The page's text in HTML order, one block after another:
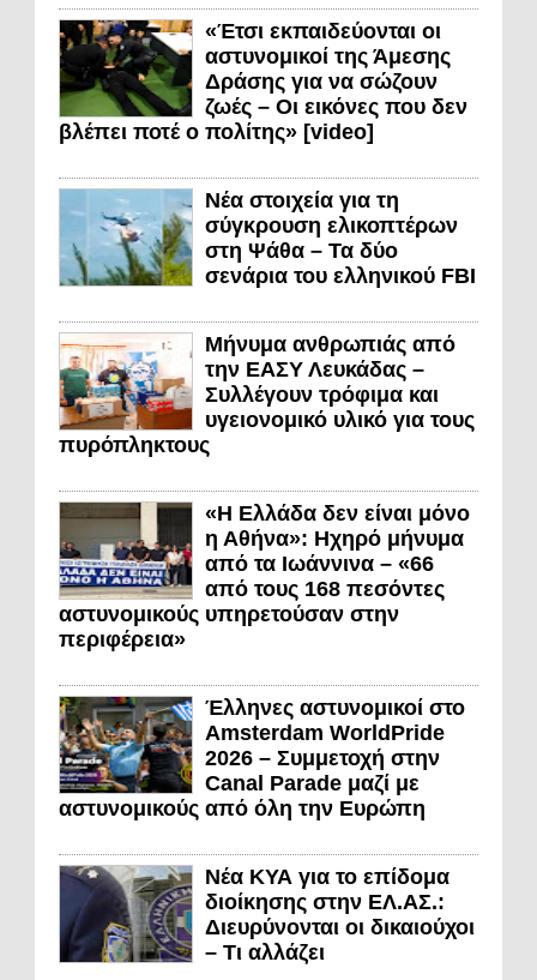
«Έτσι εκπαιδεύονται οι
αστυνομικοί της Άμεσης
Δράσης για να σώζουν
ζωές – Οι εικόνες που δεν
βλέπει ποτέ ο πολίτης» [video]
Νέα στοιχεία για τη
σύγκρουση ελικοπτέρων
στη Ψάθα – Τα δύο
σενάρια του ελληνικού FBI
Μήνυμα ανθρωπιάς από
την ΕΑΣΥ Λευκάδας –
Συλλέγουν τρόφιμα και
υγειονομικό υλικό για τους
πυρόπληκτους
«Η Ελλάδα δεν είναι μόνο
η Αθήνα»: Ηχηρό μήνυμα
από τα Ιωάννινα – «66
από τους 168 πεσόντες
αστυνομικούς υπηρετούσαν στην
περιφέρεια»
Έλληνες αστυνομικοί στο
Amsterdam WorldPride
2026 – Συμμετοχή στην
Canal Parade μαζί με
αστυνομικούς από όλη την Ευρώπη
Νέα ΚΥΑ για το επίδομα
διοίκησης στην ΕΛ.ΑΣ.:
Διευρύνονται οι δικαιούχοι
– Τι αλλάζει